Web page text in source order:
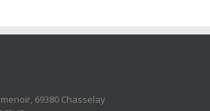
69380 Chasselay